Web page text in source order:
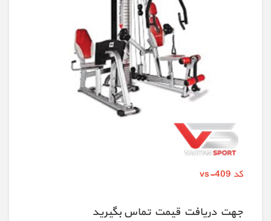
کد vs-409
جهت دريافت قيمت تماس بگيريد